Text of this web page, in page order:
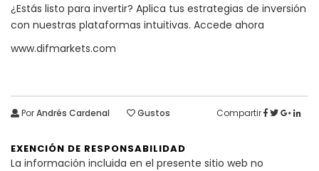
¿Estás listo para invertir? Aplica tus estrategias de inversión
con nuestras plataformas intuitivas. Accede ahora
www.difmarkets.com
PorAndrés Cardenal Gustos Compartir
EXENCIÓN DE RESPONSABILIDAD
La información incluida en el presente sitio web no